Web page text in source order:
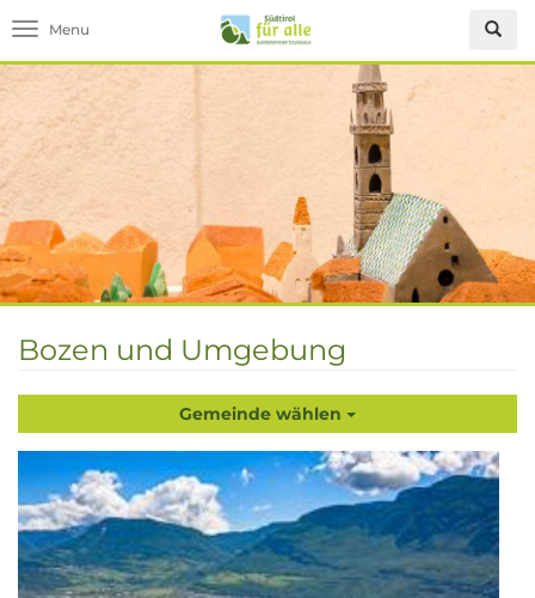
Toggle navigation
Bozen und Umgebung
Gemeinde wählen